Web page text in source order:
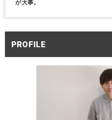
が大事。
PROFILE